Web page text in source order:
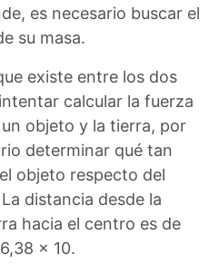
es necesario buscar el
su masa.
existe entre los dos
calcular la fuerza
objeto y la tierra, por
determinar qué tan
objeto respecto del
distancia desde la
hacia el centro es de
x 10.